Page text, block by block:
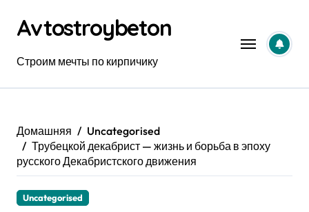
содержанию
Avtostroybeton
Строим мечты по кирпичику
Домашняя
Uncategorised
Трубецкой декабрист — жизнь и борьба в эпоху
русского Декабристского движения
Uncategorised